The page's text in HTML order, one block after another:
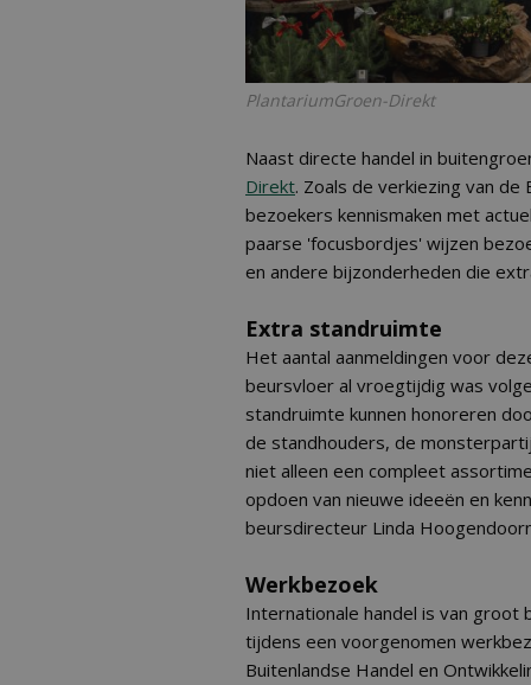
PlantariumGroen-Direkt
Naast directe handel in
Direkt. Zoals de verkiezing van
bezoekers kennismaken met
paarse 'focusbordjes' wijzen
en andere bijzonderheden die
Extra standruimte
Het aantal aanmeldingen voor
beursvloer al vroegtijdig was
standruimte kunnen honoreren
de standhouders, de
niet alleen een compleet
opdoen van nieuwe ideeën en
beursdirecteur Linda
Werkbezoek
Internationale handel is van groot
tijdens een voorgenomen
Buitenlandse Handel en